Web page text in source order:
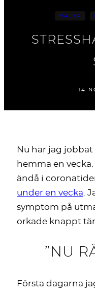
HÄLSA
14
Nu har jag
hemma en
ändå i
under en vecka .
symptom på
orkade knappt
”NU
Första dagarna